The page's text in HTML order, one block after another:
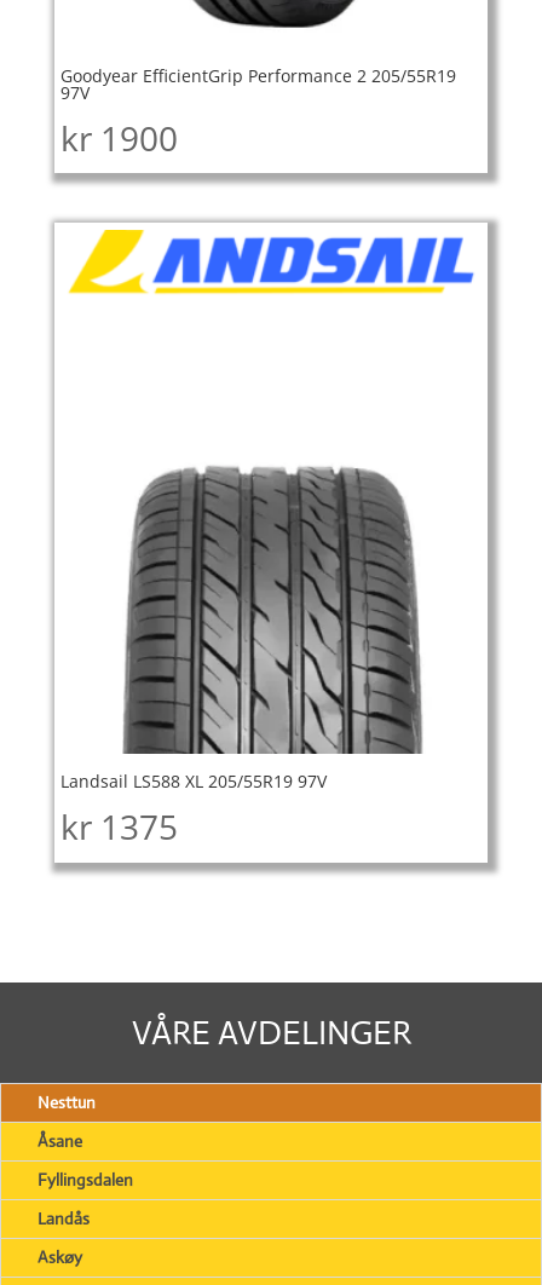
Goodyear EfficientGrip Performance 2 205/55R19
97V
kr 1900
Landsail LS588 XL 205/55R19 97V
kr 1375
VÅRE AVDELINGER
Nesttun
Åsane
Fyllingsdalen
Landås
Askøy